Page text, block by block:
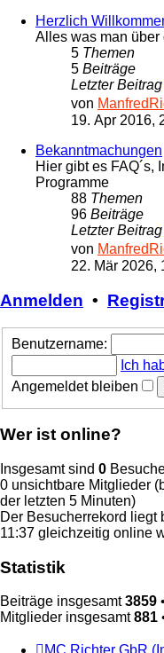
Herzlich
Alles was man
5 Themen
5 Beiträge
Letzter Beitrag
von
19. Apr 2016,
Bekanntmachungen
Hier gibt es FAQ´s,
Programme
88 Themen
96 Beiträge
Letzter Beitrag
von
22. Mär 2026,
Anmelden •
Benutzername:
Ich
Angemeldet bleiben
Wer ist online?
Insgesamt sind 0
0 unsichtbare Mitglieder
der letzten 5 Minuten)
Der Besucherrekord liegt
11:37 gleichzeitig online
Statistik
Beiträge insgesamt3859
Mitglieder insgesamt881